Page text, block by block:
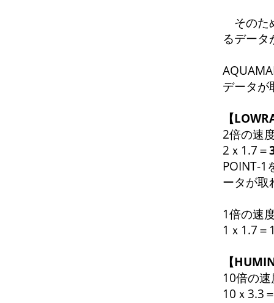
そのた
るデータ
データが
【
2倍の速
2ｘ1.7＝
POINT-1
ータが取
1倍の速
1ｘ1.7＝
【
10倍の
10ｘ3.3